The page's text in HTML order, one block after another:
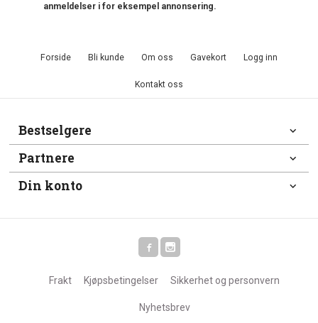
anmeldelser i for eksempel annonsering.
Forside Bli kunde Om oss Gavekort Logg inn
Kontakt oss
Bestselgere
Partnere
Din konto
Frakt Kjøpsbetingelser Sikkerhet og personvern
Nyhetsbrev